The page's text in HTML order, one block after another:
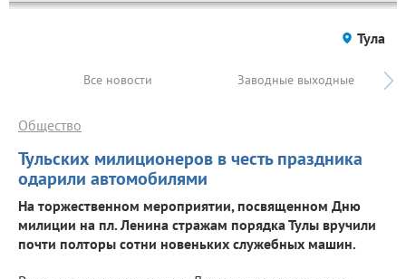
Тула
Все новости Заводные выходные
Тульских милиционеров в честь праздника
одарили автомобилями
Общество
На торжественном мероприятии, посвященном Дню
милиции на пл. Ленина стражам порядка Тулы вручили
почти полторы сотни новеньких служебных машин.